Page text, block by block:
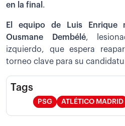
en la final .
El equipo de Luis
Ousmane Dembélé,
izquierdo, que espera
torneo clave para su
Tags
PSG ATLÉTICO MADRID